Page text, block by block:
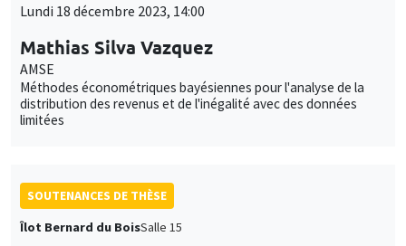
Lundi 18 décembre 2023, 14:00
Mathias Silva Vazquez
AMSE
Méthodes économétriques bayésiennes pour l'analyse de la
distribution des revenus et de l'inégalité avec des données
limitées
SOUTENANCES DE THÈSE
Îlot Bernard du BoisSalle 15